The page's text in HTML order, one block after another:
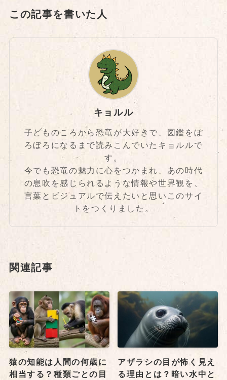
この記事を書いた人
キョルル
子どものころから恐竜が大好きで、図鑑をぼ
ろぼろになるまで読みこんでいたキョルルで
す。
今でも恐竜の魅力に心をつかまれ、あの時代
の息吹を感じられるような情報や世界観を、
言葉とビジュアルで伝えたいと思いこのサイ
トをつくりました。
関連記事
猿の知能は人間の何歳に
相当する？種類ごとの目
アザラシの目が怖く見え
る理由とは？暗い水中と